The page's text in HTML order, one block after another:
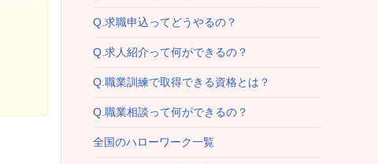
Q.求職申込ってどうやるの？
Q.求人紹介って何ができるの？
Q.職業訓練で取得できる資格とは？
Q.職業相談って何ができるの？
全国のハローワーク一覧